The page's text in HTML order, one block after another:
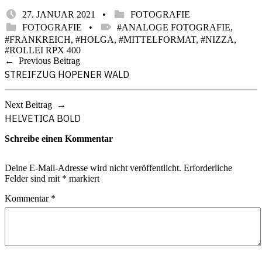
POSTED ON:
27. JANUAR 2021 WRITTEN BY:
STEFAN
CATEGORIZED IN:
FOTOGRAFIE
CATEGORIZED IN:
FOTOGRAFIE TAGGED AS:
ANALOGE FOTOGRAFIE,
FRANKREICH, HOLGA, MITTELFORMAT, NIZZA,
ROLLEI RPX 400
Skip
back
to
main
navigation
Beitragsnavigation
Previous Beitrag
STREIFZUG HOPENER WALD
Next Beitrag
HELVETICA BOLD
Schreibe einen Kommentar
Deine E-Mail-Adresse wird nicht veröffentlicht. Erforderliche
Felder sind mit * markiert
Kommentar *